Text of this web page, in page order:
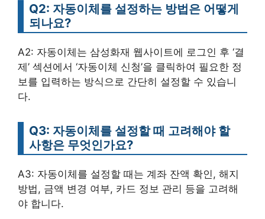
Q2: 자동이체를 설정하는 방법은 어떻게
되나요?
A2: 자동이체는 삼성화재 웹사이트에 로그인 후 ‘결
제’ 섹션에서 ‘자동이체 신청’을 클릭하여 필요한 정
보를 입력하는 방식으로 간단히 설정할 수 있습니
다.
Q3: 자동이체를 설정할 때 고려해야 할
사항은 무엇인가요?
A3: 자동이체를 설정할 때는 계좌 잔액 확인, 해지
방법, 금액 변경 여부, 카드 정보 관리 등을 고려해
야 합니다.